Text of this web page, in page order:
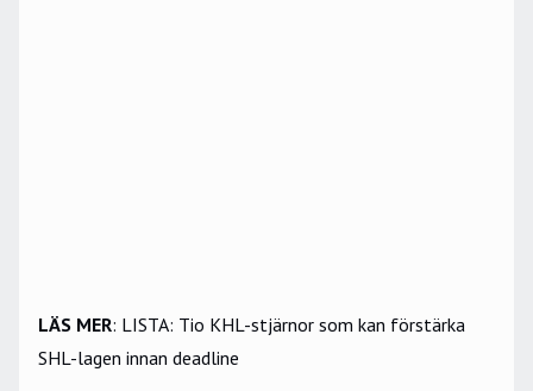
LÄS MER: LISTA: Tio KHL-stjärnor som kan förstärka
SHL-lagen innan deadline